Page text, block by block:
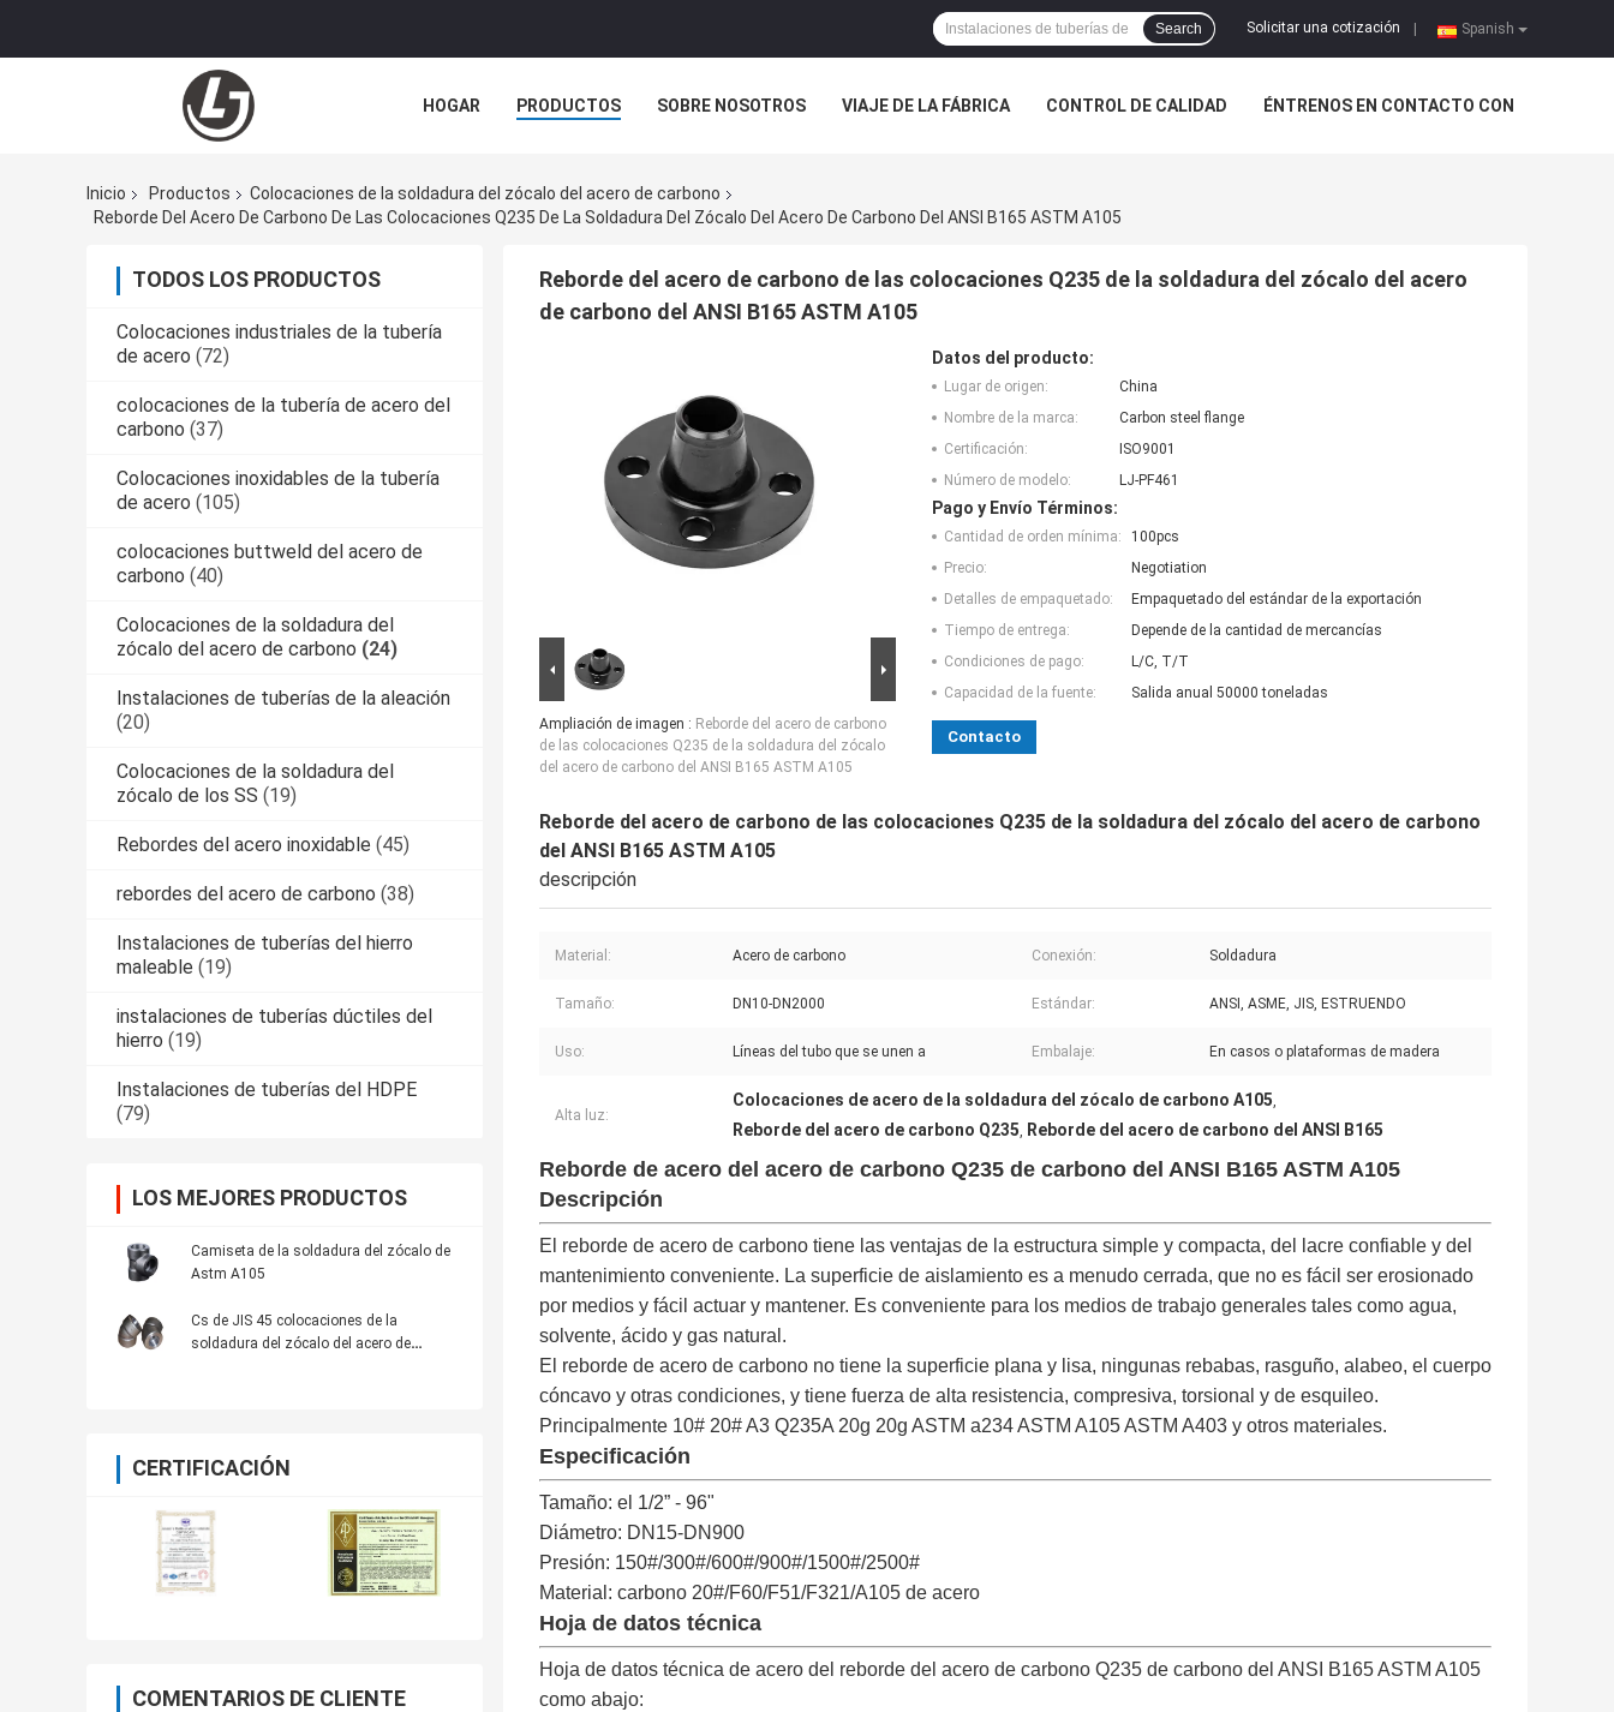
Spanish
Solicitar una cotización
Search
HOGAR PRODUCTOS SOBRE NOSOTROS VIAJE DE LA FÁBRICA CONTROL DE CALIDAD ÉNTRENOS EN CONTACTO CON
Inicio
Productos
Colocaciones de la soldadura del zócalo del acero de carbono
Reborde Del Acero De Carbono De Las Colocaciones Q235 De La Soldadura Del Zócalo Del Acero De Carbono Del ANSI B165 ASTM A105
TODOS LOS PRODUCTOS
Colocaciones industriales de la tubería
de acero (72)
colocaciones de la tubería de acero del
carbono (37)
Colocaciones inoxidables de la tubería
de acero (105)
colocaciones buttweld del acero de
carbono (40)
Colocaciones de la soldadura del
zócalo del acero de carbono (24)
Instalaciones de tuberías de la aleación
(20)
Colocaciones de la soldadura del
zócalo de los SS (19)
Rebordes del acero inoxidable (45)
rebordes del acero de carbono (38)
Instalaciones de tuberías del hierro
maleable (19)
instalaciones de tuberías dúctiles del
hierro (19)
Instalaciones de tuberías del HDPE
(79)
LOS MEJORES PRODUCTOS
Camiseta de la soldadura del zócalo de
Astm A105
Cs de JIS 45 colocaciones de la
soldadura del zócalo del acero de
CERTIFICACIÓN
COMENTARIOS DE CLIENTE
Reborde del acero de carbono de las colocaciones Q235 de la soldadura del zócalo del acero
de carbono del ANSI B165 ASTM A105
Ampliación de imagen : Reborde del acero de carbono
de las colocaciones Q235 de la soldadura del zócalo
del acero de carbono del ANSI B165 ASTM A105
Datos del producto:
Lugar de origen:
China
Nombre de la marca:
Carbon steel flange
Certificación:
ISO9001
Número de modelo:
LJ-PF461
Pago y Envío Términos:
Cantidad de orden mínima:
100pcs
Precio:
Negotiation
Detalles de empaquetado:
Empaquetado del estándar de la exportación
Tiempo de entrega:
Depende de la cantidad de mercancías
Condiciones de pago:
L/C, T/T
Capacidad de la fuente:
Salida anual 50000 toneladas
Contacto
Reborde del acero de carbono de las colocaciones Q235 de la soldadura del zócalo del acero de carbono
del ANSI B165 ASTM A105
descripción
Material: Acero de carbono Conexión: Soldadura
Tamaño: DN10-DN2000 Estándar: ANSI, ASME, JIS, ESTRUENDO
Uso: Líneas del tubo que se unen a Embalaje: En casos o plataformas de madera
Alta luz:
Colocaciones de acero de la soldadura del zócalo de carbono A105
Reborde del acero de carbono Q235 Reborde del acero de carbono del ANSI B165
Reborde de acero del acero de carbono Q235 de carbono del ANSI B165 ASTM A105
Descripción
El reborde de acero de carbono tiene las ventajas de la estructura simple y compacta, del lacre confiable y del
mantenimiento conveniente. La superficie de aislamiento es a menudo cerrada, que no es fácil ser erosionado
por medios y fácil actuar y mantener. Es conveniente para los medios de trabajo generales tales como agua,
solvente, ácido y gas natural.
El reborde de acero de carbono no tiene la superficie plana y lisa, ningunas rebabas, rasguño, alabeo, el cuerpo
cóncavo y otras condiciones, y tiene fuerza de alta resistencia, compresiva, torsional y de esquileo.
Principalmente 10# 20# A3 Q235A 20g 20g ASTM a234 ASTM A105 ASTM A403 y otros materiales.
Especificación
Tamaño: el 1/2” - 96"
Diámetro: DN15-DN900
Presión: 150#/300#/600#/900#/1500#/2500#
Material: carbono 20#/F60/F51/F321/A105 de acero
Hoja de datos técnica
Hoja de datos técnica de acero del reborde del acero de carbono Q235 de carbono del ANSI B165 ASTM A105
como abajo: